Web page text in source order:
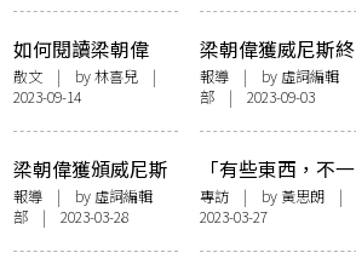
元裕二來港分享創
作歷程
所廣司角逐影帝
如何閱讀梁朝偉
散文 | by林喜兒 |
2023-09-14
梁朝偉獲威尼斯終
身成就金獅獎鮮有
落淚 李安頒獎辭形
容其為「導演的夢
想」
報導| by 虛詞編輯
部 | 2023-09-03
梁朝偉獲頒威尼斯
影展終身成就獎 成
為首位獲此殊榮的
亞洲演員
報導 | by 虛詞編輯
部 | 2023-03-28
「有些東西，不一
定透過語言去感
受」——專訪宋芸
樺
專訪| by 黃思朗|
2023-03-27